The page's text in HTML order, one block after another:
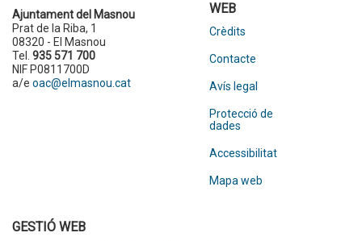
Ajuntament del Masnou
Prat de la Riba, 1
08320 - El Masnou
Tel. 935 571 700
NIF P0811700D
a/e oac@elmasnou.cat
WEB
Crèdits
Contacte
Avís legal
Protecció de
dades
Accessibilitat
Mapa web
GESTIÓ WEB